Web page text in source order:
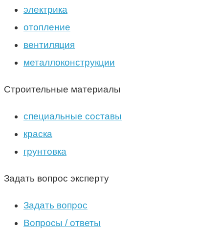
электрика
отопление
вентиляция
металлоконструкции
Строительные материалы
специальные составы
краска
грунтовка
Задать вопрос эксперту
Задать вопрос
Вопросы / ответы